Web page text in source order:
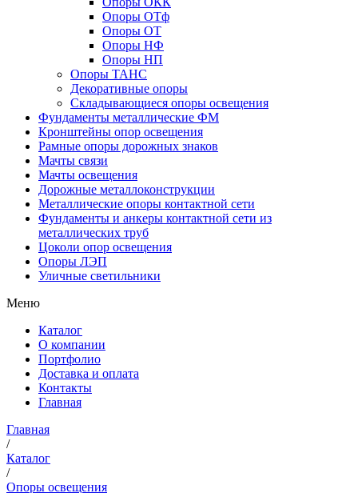
Опоры ОТф
Опоры ОТ
Опоры НФ
Опоры НП
Опоры ТАНС
Декоративные опоры
Складывающиеся опоры освещения
Фундаменты металлические ФМ
Кронштейны опор освещения
Рамные опоры дорожных знаков
Мачты связи
Мачты освещения
Дорожные металлоконструкции
Металлические опоры контактной сети
Фундаменты и анкеры контактной сети из
металлических труб
Цоколи опор освещения
Опоры ЛЭП
Уличные светильники
Меню
Каталог
О компании
Портфолио
Доставка и оплата
Контакты
Главная
Главная
/
Каталог
/
Опоры освещения